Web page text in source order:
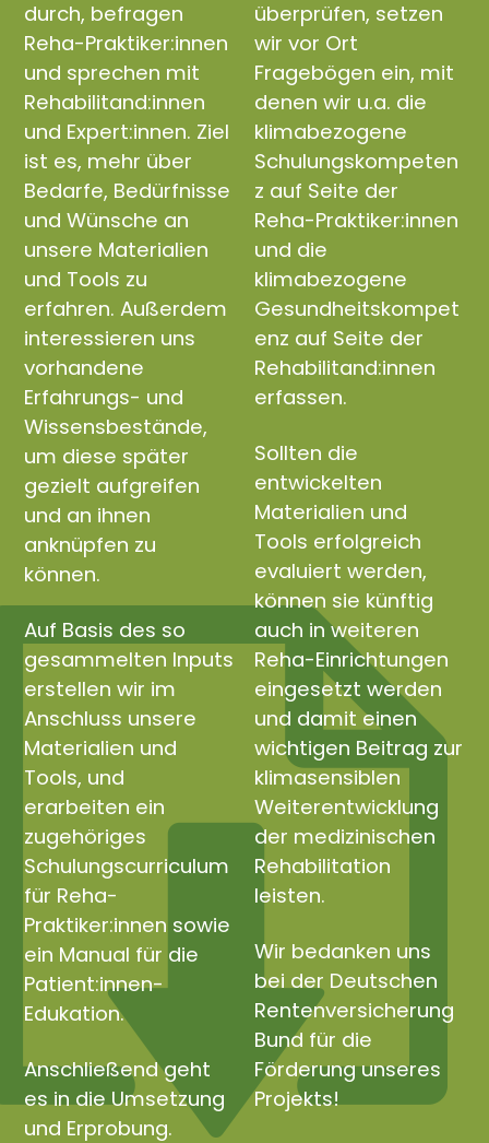
durch, befragen
Reha-Praktiker:innen
und sprechen mit
Rehabilitand:innen
und Expert:innen. Ziel
ist es, mehr über
Bedarfe, Bedürfnisse
und Wünsche an
unsere Materialien
und Tools zu
erfahren. Außerdem
interessieren uns
vorhandene
Erfahrungs- und
Wissensbestände,
um diese später
gezielt aufgreifen
und an ihnen
anknüpfen zu
können.
Auf Basis des so
gesammelten Inputs
erstellen wir im
Anschluss unsere
Materialien und
Tools, und
erarbeiten ein
zugehöriges
Schulungscurriculum
für Reha-
Praktiker:innen sowie
ein Manual für die
Patient:innen-
Edukation.
Anschließend geht
es in die Umsetzung
und Erprobung.
überprüfen, setzen
wir vor Ort
Fragebögen ein, mit
denen wir u.a. die
klimabezogene
Schulungskompeten
z auf Seite der
Reha-Praktiker:innen
und die
klimabezogene
Gesundheitskompet
enz auf Seite der
Rehabilitand:innen
erfassen.
Sollten die
entwickelten
Materialien und
Tools erfolgreich
evaluiert werden,
können sie künftig
auch in weiteren
Reha-Einrichtungen
eingesetzt werden
und damit einen
wichtigen Beitrag zur
klimasensiblen
Weiterentwicklung
der medizinischen
Rehabilitation
leisten.
Wir bedanken uns
bei der Deutschen
Rentenversicherung
Bund für die
Förderung unseres
Projekts!